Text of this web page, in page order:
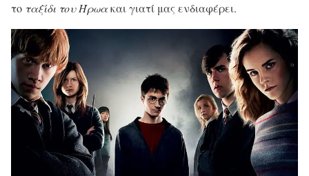
το ταξίδι του Ήρωακαι γιατί μας ενδιαφέρει.